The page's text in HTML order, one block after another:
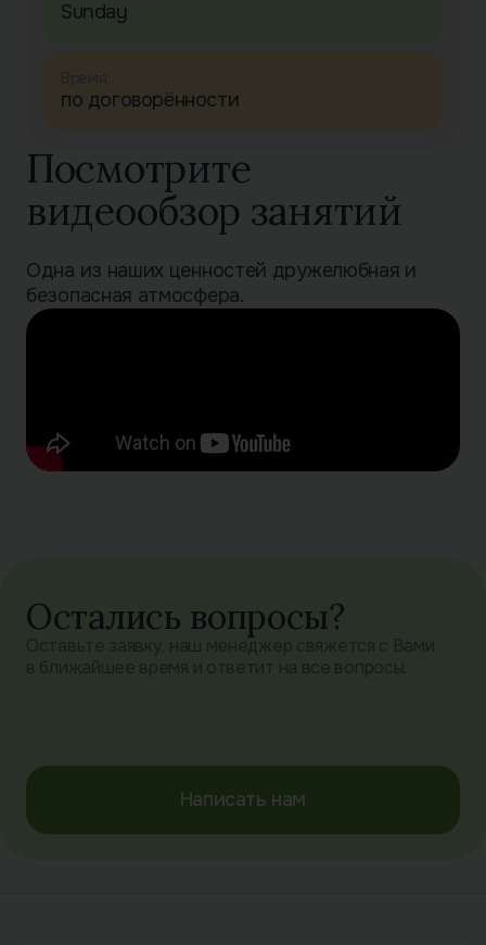
Sunday
по договорённости
Посмотрите
видеообзор занятий
Одна из наших ценностей дружелюбная и
безопасная атмосфера.
Остались вопросы?
Оставьте заявку, наш менеджер свяжется с Вами
Написать нам